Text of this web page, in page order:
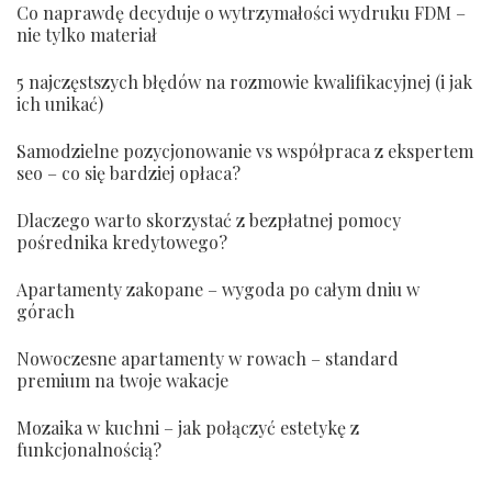
Co naprawdę decyduje o wytrzymałości wydruku FDM –
nie tylko materiał
5 najczęstszych błędów na rozmowie kwalifikacyjnej (i jak
ich unikać)
Samodzielne pozycjonowanie vs współpraca z ekspertem
seo – co się bardziej opłaca?
Dlaczego warto skorzystać z bezpłatnej pomocy
pośrednika kredytowego?
Apartamenty zakopane – wygoda po całym dniu w
górach
Nowoczesne apartamenty w rowach – standard
premium na twoje wakacje
Mozaika w kuchni – jak połączyć estetykę z
funkcjonalnością?